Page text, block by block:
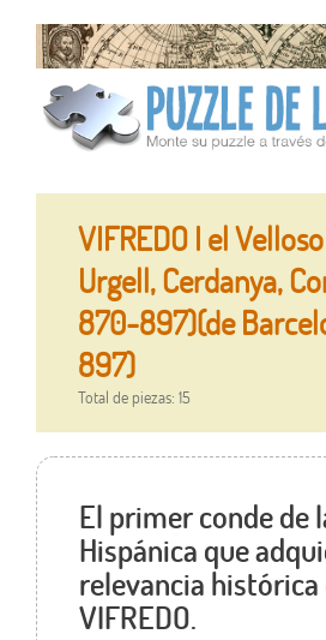
VIFREDO I el
Urgell, Cerdanya,
870-897)(de
897)
Total de piezas: 15
El primer conde de
Hispánica que
relevancia histórica
VIFREDO.